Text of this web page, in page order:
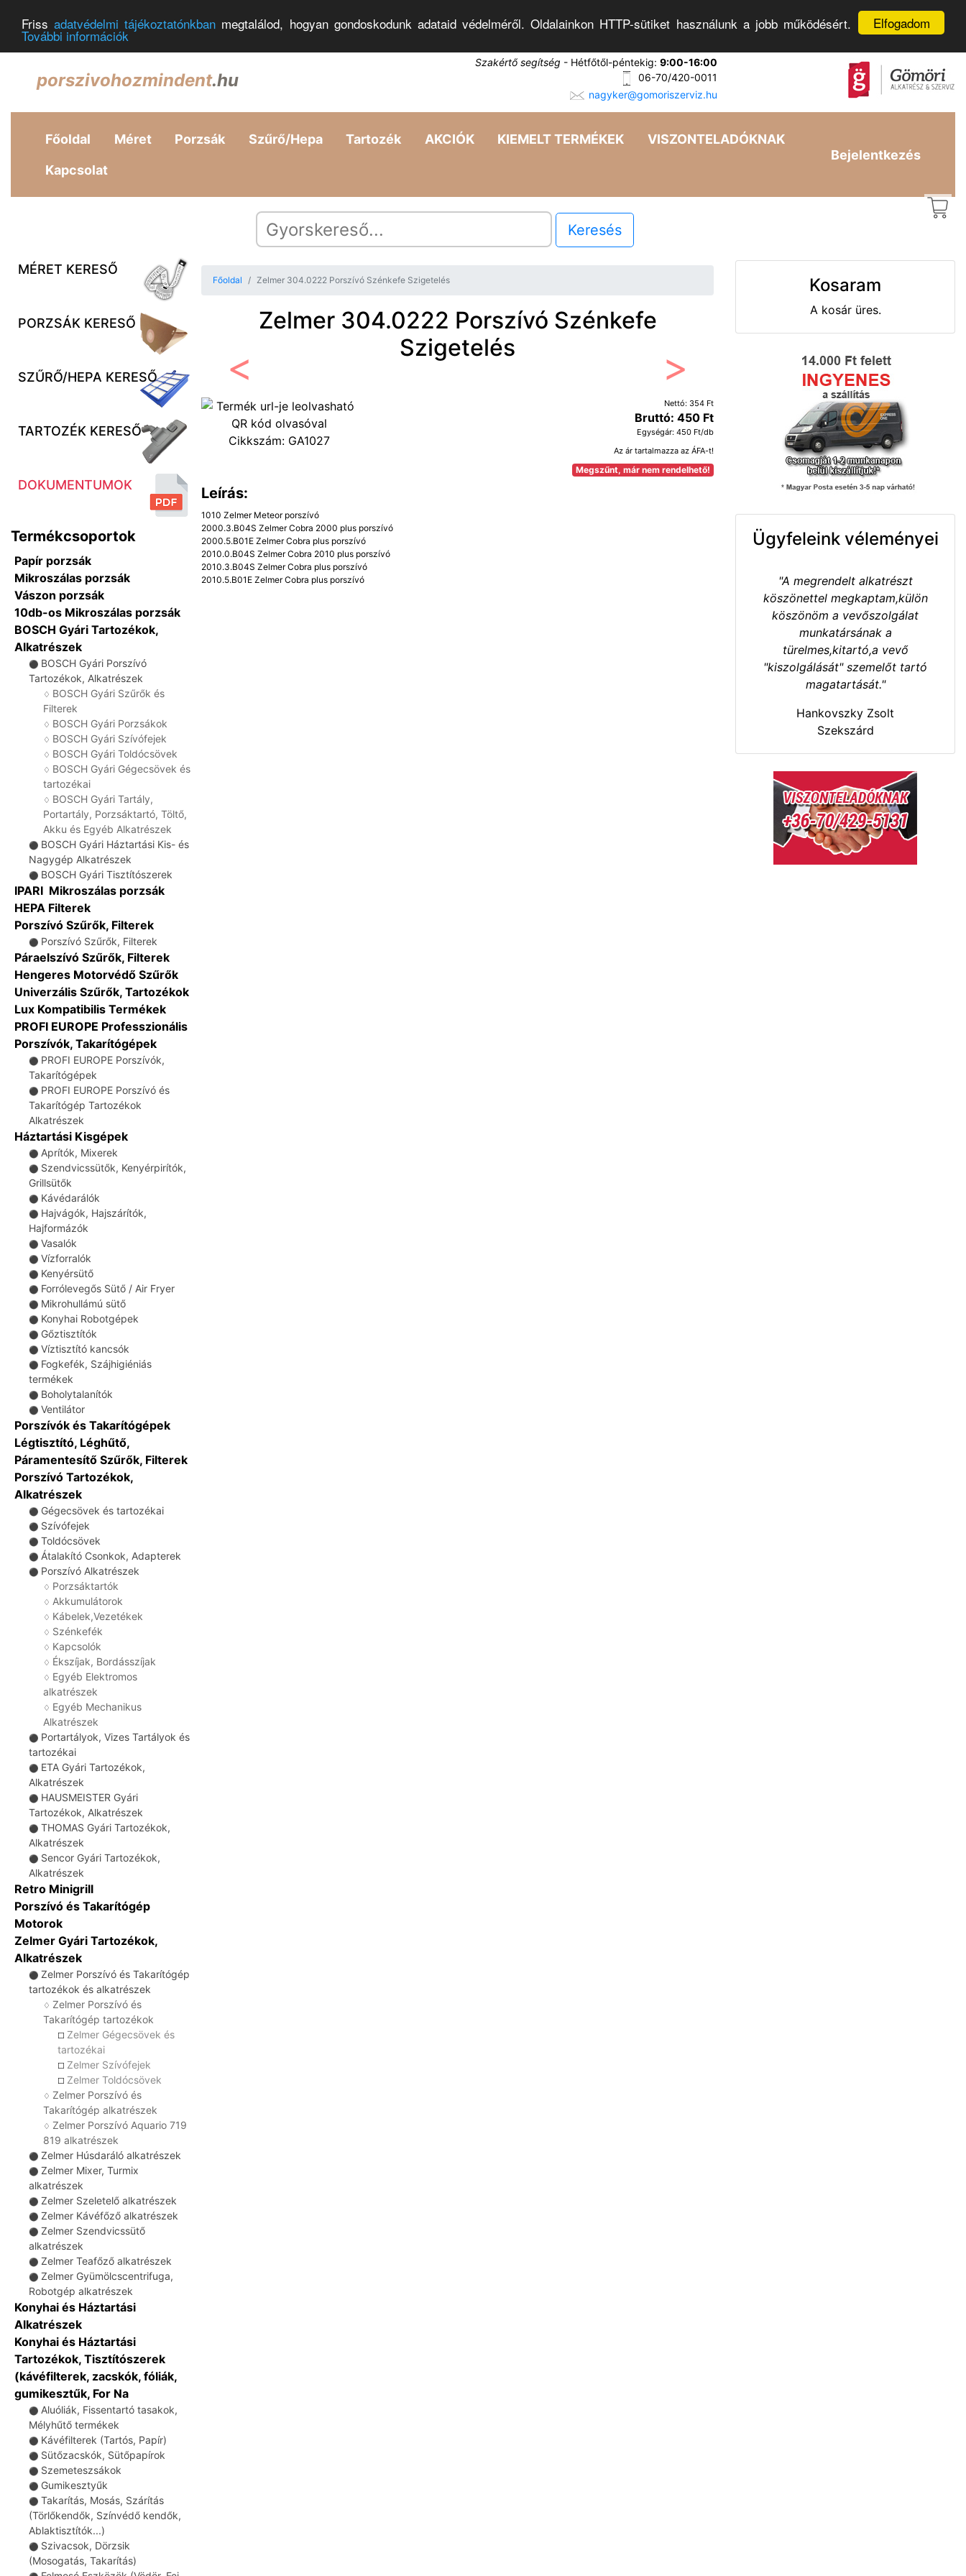
Elfogadom
Frissadatvédelmi tájékoztatónkban megtalálod, hogyan gondoskodunk adataid védelméről. Oldalainkon HTTP-sütiket használunk a jobb működésért.
További információk
porszivohozmindent.hu
Szakértő segítség - Hétfőtől-péntekig: 9:00-16:00
06-70/420-0011
nagyker@gomoriszerviz.hu
Főoldal Méret Porzsák Szűrő/Hepa Tartozék AKCIÓK KIEMELT TERMÉKEK VISZONTELADÓKNAK
Kapcsolat
Bejelentkezés
Keresés
MÉRET KERESŐ
PORZSÁK KERESŐ
SZŰRŐ/HEPA KERESŐ
TARTOZÉK KERESŐ
DOKUMENTUMOK
Termékcsoportok
Papír porzsák
Mikroszálas porzsák
Vászon porzsák
10db-os Mikroszálas porzsák
BOSCH Gyári Tartozékok,
Alkatrészek
⚫ BOSCH Gyári Porszívó
Tartozékok, Alkatrészek
♢ BOSCH Gyári Szűrők és
Filterek
♢ BOSCH Gyári Porzsákok
♢ BOSCH Gyári Szívófejek
♢ BOSCH Gyári Toldócsövek
♢ BOSCH Gyári Gégecsövek és
tartozékai
♢ BOSCH Gyári Tartály,
Portartály, Porzsáktartó, Töltő,
Akku és Egyéb Alkatrészek
⚫ BOSCH Gyári Háztartási Kis- és
Nagygép Alkatrészek
⚫ BOSCH Gyári Tisztítószerek
IPARI Mikroszálas porzsák
HEPA Filterek
Porszívó Szűrők, Filterek
⚫ Porszívó Szűrők, Filterek
Páraelszívó Szűrők, Filterek
Hengeres Motorvédő Szűrők
Univerzális Szűrők, Tartozékok
Lux Kompatibilis Termékek
PROFI EUROPE Professzionális
Porszívók, Takarítógépek
⚫ PROFI EUROPE Porszívók,
Takarítógépek
⚫ PROFI EUROPE Porszívó és
Takarítógép Tartozékok
Alkatrészek
Háztartási Kisgépek
⚫ Aprítók, Mixerek
⚫ Szendvicssütők, Kenyérpirítók,
Grillsütők
⚫ Kávédarálók
⚫ Hajvágók, Hajszárítók,
Hajformázók
⚫ Vasalók
⚫ Vízforralók
⚫ Kenyérsütő
⚫ Forrólevegős Sütő / Air Fryer
⚫ Mikrohullámú sütő
⚫ Konyhai Robotgépek
⚫ Gőztisztítók
⚫ Víztisztító kancsók
⚫ Fogkefék, Szájhigiéniás
termékek
⚫ Boholytalanítók
⚫ Ventilátor
Porszívók és Takarítógépek
Légtisztító, Léghűtő,
Páramentesítő Szűrők, Filterek
Porszívó Tartozékok,
Alkatrészek
⚫ Gégecsövek és tartozékai
⚫ Szívófejek
⚫ Toldócsövek
⚫ Átalakító Csonkok, Adapterek
⚫ Porszívó Alkatrészek
♢ Porzsáktartók
♢ Akkumulátorok
♢ Kábelek,Vezetékek
♢ Szénkefék
♢ Kapcsolók
♢ Ékszíjak, Bordásszíjak
♢ Egyéb Elektromos
alkatrészek
♢ Egyéb Mechanikus
Alkatrészek
⚫ Portartályok, Vizes Tartályok és
tartozékai
⚫ ETA Gyári Tartozékok,
Alkatrészek
⚫ HAUSMEISTER Gyári
Tartozékok, Alkatrészek
⚫ THOMAS Gyári Tartozékok,
Alkatrészek
⚫ Sencor Gyári Tartozékok,
Alkatrészek
Retro Minigrill
Porszívó és Takarítógép
Motorok
Zelmer Gyári Tartozékok,
Alkatrészek
⚫ Zelmer Porszívó és Takarítógép
tartozékok és alkatrészek
♢ Zelmer Porszívó és
Takarítógép tartozékok
☐ Zelmer Gégecsövek és
tartozékai
☐ Zelmer Szívófejek
☐ Zelmer Toldócsövek
♢ Zelmer Porszívó és
Takarítógép alkatrészek
♢ Zelmer Porszívó Aquario 719
819 alkatrészek
⚫ Zelmer Húsdaráló alkatrészek
⚫ Zelmer Mixer, Turmix
alkatrészek
⚫ Zelmer Szeletelő alkatrészek
⚫ Zelmer Kávéfőző alkatrészek
⚫ Zelmer Szendvicssütő
alkatrészek
⚫ Zelmer Teafőző alkatrészek
⚫ Zelmer Gyümölcscentrifuga,
Robotgép alkatrészek
Konyhai és Háztartási
Alkatrészek
Konyhai és Háztartási
Tartozékok, Tisztítószerek
(kávéfilterek, zacskók, fóliák,
gumikesztűk, For Na
⚫ Aluóliák, Fissentartó tasakok,
Mélyhűtő termékek
⚫ Kávéfilterek (Tartós, Papír)
⚫ Sütőzacskók, Sütőpapírok
⚫ Szemeteszsákok
⚫ Gumikesztyűk
⚫ Takarítás, Mosás, Szárítás
(Törlőkendők, Színvédő kendők,
Ablaktisztítók...)
⚫ Szivacsok, Dörzsik
(Mosogatás, Takarítás)
Főoldal Zelmer 304.0222 Porszívó Szénkefe Szigetelés
Zelmer 304.0222 Porszívó Szénkefe
Szigetelés
Előző
Cikkszám: GA1027
Nettó: 354 Ft
Bruttó: 450 Ft
Egységár: 450 Ft/db
Az ár tartalmazza az ÁFA-t!
Megszűnt, már nem rendelhető!
Leírás:
1010 Zelmer Meteor porszívó
2000.3.B04S Zelmer Cobra 2000 plus porszívó
2000.5.B01E Zelmer Cobra plus porszívó
2010.0.B04S Zelmer Cobra 2010 plus porszívó
2010.3.B04S Zelmer Cobra plus porszívó
2010.5.B01E Zelmer Cobra plus porszívó
Kosaram
A kosár üres.
Ügyfeleink véleményei
"A megrendelt alkatrészt
köszönettel megkaptam,külön
köszönöm a vevőszolgálat
munkatársának a
türelmes,kitartó,a vevő
"kiszolgálását" szemelőt tartó
magatartását."
Hankovszky Zsolt
Szekszárd